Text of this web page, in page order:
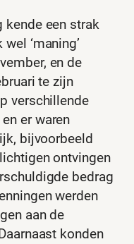
kende een strak
‘maning’
en de
te zijn
verschillende
er waren
bijvoorbeeld
ontvingen
bedrag
werden
aan de
konden